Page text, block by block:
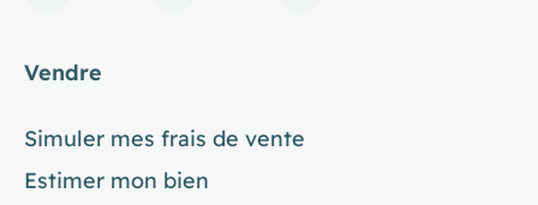
Vendre
Simuler mes frais de vente
Estimer mon bien